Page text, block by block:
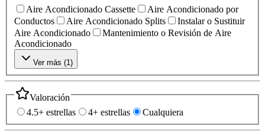
Aire Acondicionado Cassette
Aire Acondicionado por
Conductos
Aire Acondicionado Splits
Instalar o Sustituir
Aire Acondicionado
Mantenimiento o Revisión de Aire
Acondicionado
Ver más (1)
Valoración
4.5+ estrellas
4+ estrellas Cualquiera